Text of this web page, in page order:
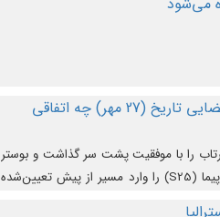
در دومین پرتاب آزمایشی بزرگترین موشک فضایی تاریخ (27 مهر‌) چه اتفاقی
را با موفقیت پشت سر گذاشت و بوستر
(بخش پایینی) آن (B9) توانست بخش بالایی فضاپیما (S25) را وارد مسیر از پیش تعیین‌شده
شود.